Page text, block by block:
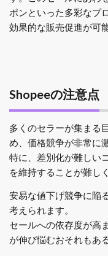
ポンといった多彩なプ
効果的な販売促進が可
Shopeeの注意点
多くのセラーが集まる
め、価格競争が非常に
特に、差別化が難しい
を維持することが難し
安易な値下げ競争に陥
考えられます。
セールへの依存度が高
が伸び悩むおそれもあ